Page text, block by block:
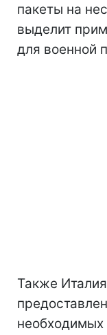
пакеты на
выделит
для военной
Также